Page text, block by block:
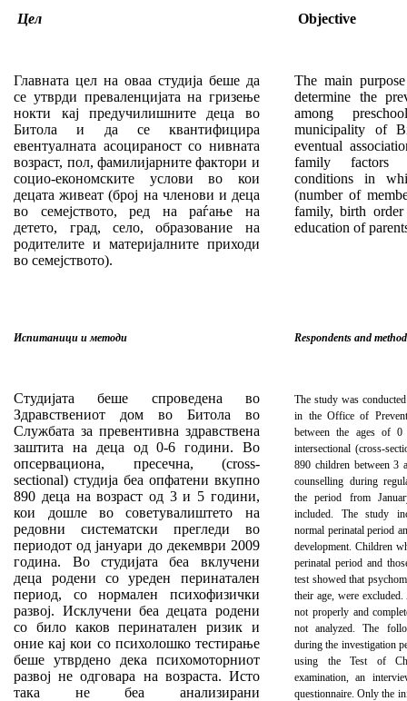
Цел
Главната цел на оваа студија беше да
се утврди преваленцијата на гризење
нокти кај предучилишните деца во
Битола и да се квантифицира
евентуалната асоцираност со нивната
возраст, пол, фамилијарните фактори и
социо-економските услови во кои
децата живеат (број на членови и деца
во семејството, ред на раѓање на
детето, град, село, образование на
родителите и материјалните приходи
во семејството).
Objective
The main
determine the
among
municipality of
eventual
family factors
conditions in
(number of
family, birth
education of
Испитаници и методи
Студијата беше спроведена во
Здравствениот дом во Битола во
Службата за превентивна здравствена
заштита на деца од 0-6 години. Во
опсервациона, пресечна, (cross-
sectional) студија беа опфатени вкупно
890 деца на возраст од 3 и 5 години,
кои дошле во советувалиштето на
редовни систематски прегледи во
периодот од јануари до декември 2009
година. Во студијата беа вклучени
деца родени со уреден перинатален
период, со нормален психофизички
развој. Исклучени беа децата родени
со било каков перинатален ризик и
оние кај кои со психолошко тестирање
беше утврдено дека психомоторниот
развој не одговара на возраста. Исто
така не беа анализирани
Respondents and
The study was
in the Office of
between the ages of
intersectional (cross-
890 children between 3
counselling during
the period from
included. The study
normal perinatal period
development. Children
perinatal period and
test showed that
their age, were
not properly and
not analyzed. The
during the investigation
using the Test of
examination, an
questionnaire. Only the